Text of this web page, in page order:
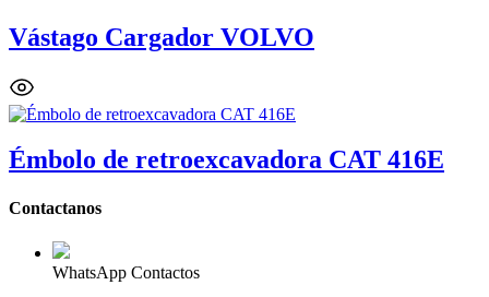
Vástago Cargador VOLVO
Émbolo de retroexcavadora CAT 416E
Contactanos
WhatsApp Contactos